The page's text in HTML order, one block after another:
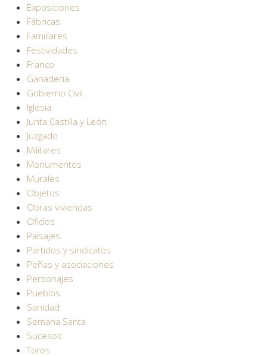
Exposiciones
Fábricas
Familiares
Festividades
Franco
Ganadería
Gobierno Civil
Iglesia
Junta Castilla y León
Juzgado
Militares
Monumentos
Murales
Objetos
Obras viviendas
Oficios
Paisajes
Partidos y sindicatos
Peñas y asociaciones
Personajes
Pueblos
Sanidad
Semana Santa
Sucesos
Toros